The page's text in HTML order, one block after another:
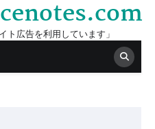
ト広告を利用しています」